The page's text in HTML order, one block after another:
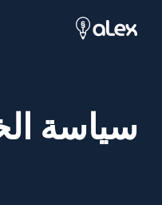
سياسة